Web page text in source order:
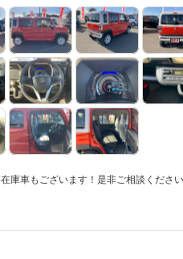
庫車もございます！是非ご相談くださ